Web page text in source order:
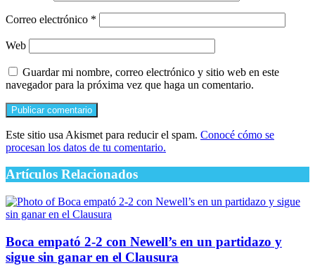
Correo electrónico *
Web
Guardar mi nombre, correo electrónico y sitio web en este
navegador para la próxima vez que haga un comentario.
Este sitio usa Akismet para reducir el spam. Conocé cómo se
procesan los datos de tu comentario.
Artículos Relacionados
Boca empató 2-2 con Newell’s en un partidazo y
sigue sin ganar en el Clausura